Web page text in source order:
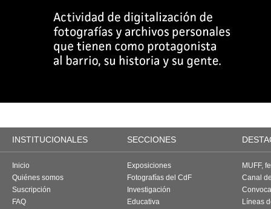
INSTITUCIONALES SECCIONES
Inicio
Quiénes somos
Suscripción
FAQ
Exposiciones
Fotografías del CdF
Investigación
Educativa
MUFF,
Canal
Líneas